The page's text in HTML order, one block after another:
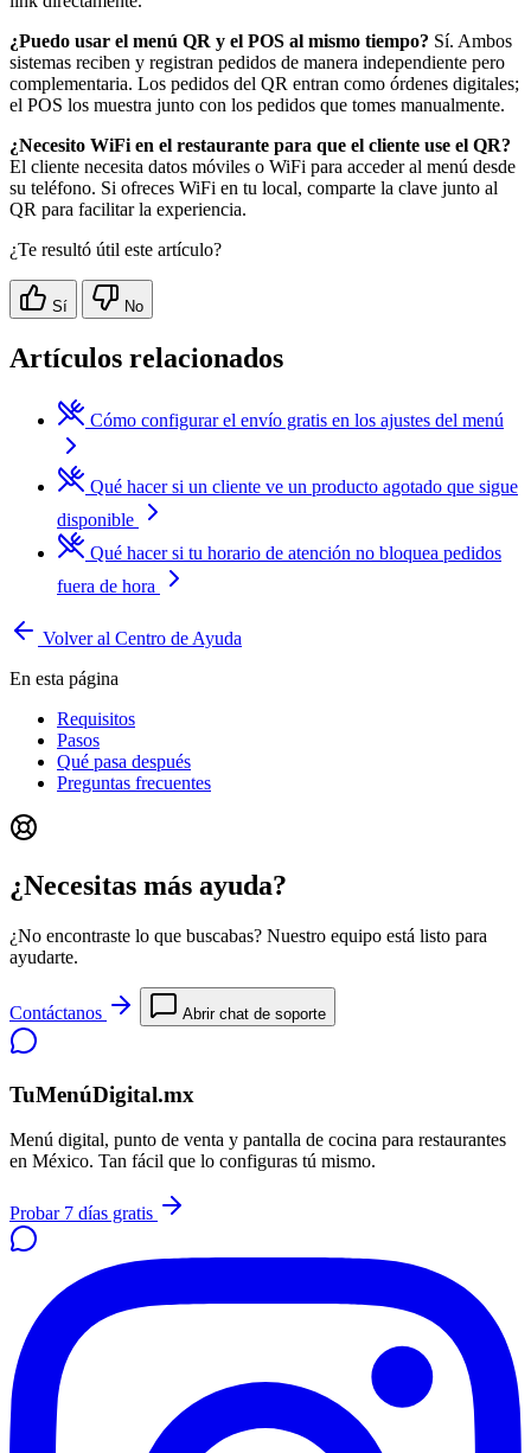
¿Puedo usar el menú QR y el POS al mismo tiempo? Sí. Ambos
sistemas reciben y registran pedidos de manera independiente pero
complementaria. Los pedidos del QR entran como órdenes digitales;
el POS los muestra junto con los pedidos que tomes manualmente.
¿Necesito WiFi en el restaurante para que el cliente use el QR?
El cliente necesita datos móviles o WiFi para acceder al menú desde
su teléfono. Si ofreces WiFi en tu local, comparte la clave junto al
QR para facilitar la experiencia.
¿Te resultó útil este artículo?
Sí No
Artículos relacionados
Cómo configurar el envío gratis en los ajustes del menú
Qué hacer si un cliente ve un producto agotado que sigue
disponible
Qué hacer si tu horario de atención no bloquea pedidos
fuera de hora
Volver al Centro de Ayuda
En esta página
Requisitos
Pasos
Qué pasa después
Preguntas frecuentes
¿Necesitas más ayuda?
¿No encontraste lo que buscabas? Nuestro equipo está listo para
ayudarte.
Contáctanos Abrir chat de soporte
TuMenúDigital.mx
Menú digital, punto de venta y pantalla de cocina para restaurantes
en México. Tan fácil que lo configuras tú mismo.
Probar 7 días gratis